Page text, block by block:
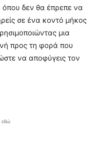
όπου δεν θα έπρεπε να
σε ένα κοντό μήκος
μια
προς τη φορά που
να αποφύγεις τον
εδώ